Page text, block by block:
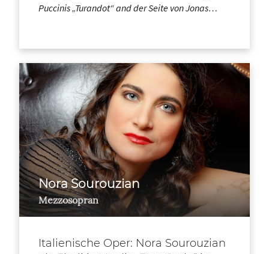
Puccinis „Turandot“ and der Seite von Jonas…
Nora Sourouzian
Mezzosopran
Italienische Oper: Nora Sourouzian